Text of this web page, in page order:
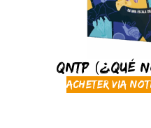
QNTP (¿Qué
Acheter via